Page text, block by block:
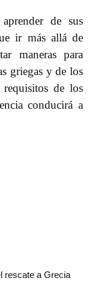
de sus
ir más allá de
maneras para
griegas y de los
de los
conducirá a
rescate a Grecia